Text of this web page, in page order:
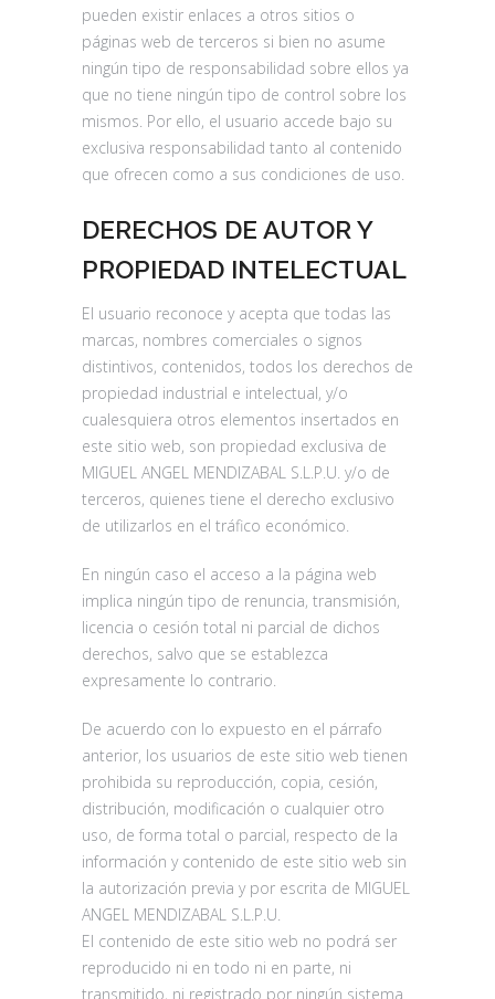
pueden existir enlaces a otros sitios o
páginas web de terceros si bien no asume
ningún tipo de responsabilidad sobre ellos ya
que no tiene ningún tipo de control sobre los
mismos. Por ello, el usuario accede bajo su
exclusiva responsabilidad tanto al contenido
que ofrecen como a sus condiciones de uso.
DERECHOS DE AUTOR Y
PROPIEDAD INTELECTUAL
El usuario reconoce y acepta que todas las
marcas, nombres comerciales o signos
distintivos, contenidos, todos los derechos de
propiedad industrial e intelectual, y/o
cualesquiera otros elementos insertados en
este sitio web, son propiedad exclusiva de
MIGUEL ANGEL MENDIZABAL S.L.P.U. y/o de
terceros, quienes tiene el derecho exclusivo
de utilizarlos en el tráfico económico.
En ningún caso el acceso a la página web
implica ningún tipo de renuncia, transmisión,
licencia o cesión total ni parcial de dichos
derechos, salvo que se establezca
expresamente lo contrario.
De acuerdo con lo expuesto en el párrafo
anterior, los usuarios de este sitio web tienen
prohibida su reproducción, copia, cesión,
distribución, modificación o cualquier otro
uso, de forma total o parcial, respecto de la
información y contenido de este sitio web sin
la autorización previa y por escrita de MIGUEL
ANGEL MENDIZABAL S.L.P.U.
El contenido de este sitio web no podrá ser
reproducido ni en todo ni en parte, ni
transmitido, ni registrado por ningún sistema